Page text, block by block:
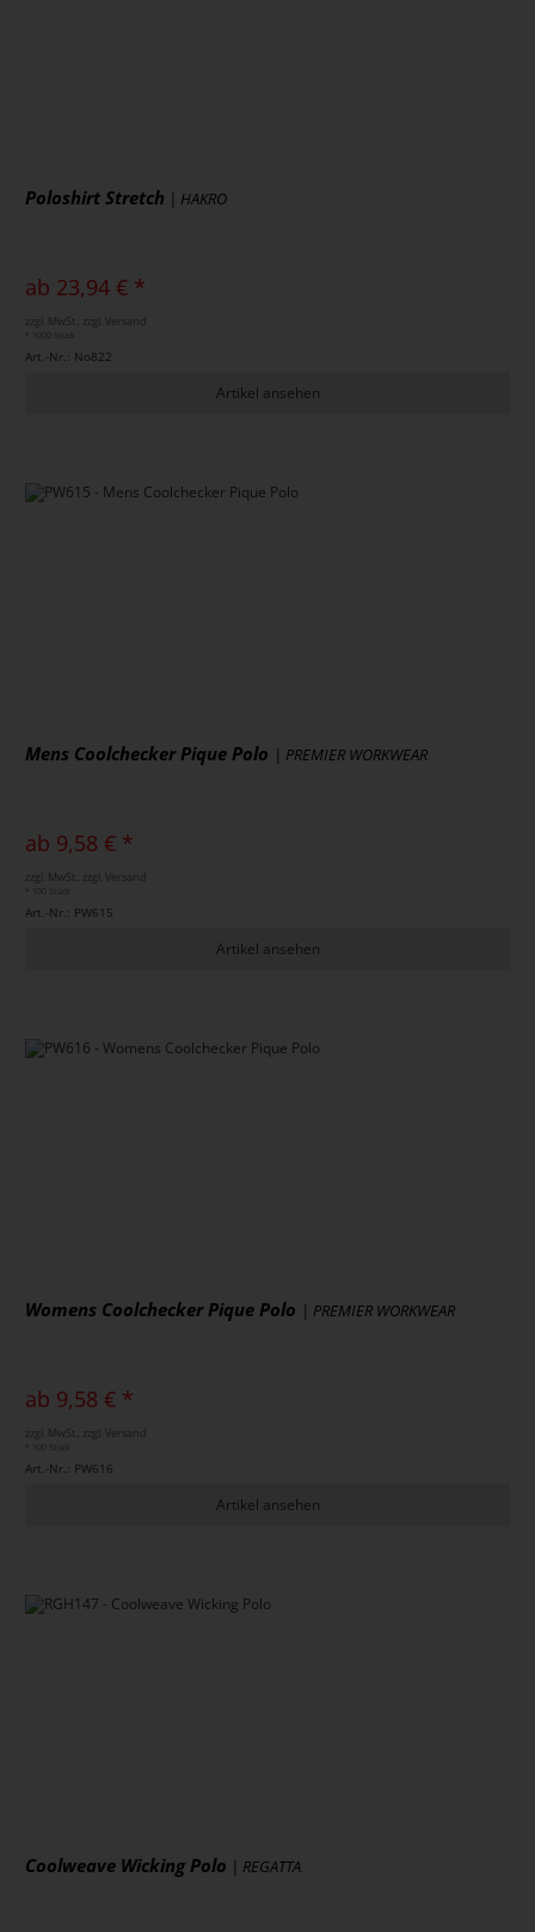
Poloshirt Stretch | HAKRO
ab 23,94 € *
zzgl. MwSt., zzgl. Versand
Art.-Nr.: No822
Artikel ansehen
Mens Coolchecker Pique Polo | PREMIER WORKWEAR
ab 9,58 € *
zzgl. MwSt., zzgl. Versand
Art.-Nr.: PW615
Artikel ansehen
Womens Coolchecker Pique Polo | PREMIER WORKWEAR
ab 9,58 € *
zzgl. MwSt., zzgl. Versand
Art.-Nr.: PW616
Artikel ansehen
Coolweave Wicking Polo | REGATTA